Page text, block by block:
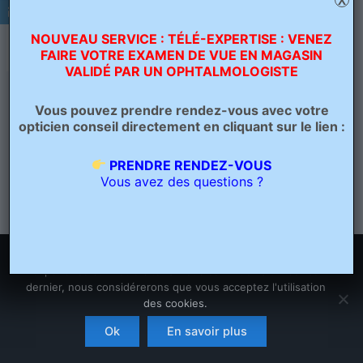
Copyright © 2026 Opticien Bailleul - Optique Grand Place | Crée
par
Ascension Digitale
NOUVEAU SERVICE : TÉLÉ-EXPERTISE : VENEZ
FAIRE VOTRE EXAMEN DE VUE EN MAGASIN
VALIDÉ PAR UN OPHTALMOLOGISTE
Vous pouvez prendre rendez-vous avec votre
opticien conseil directement en cliquant sur le lien :
PRENDRE RENDEZ-VOUS
Vous avez des questions ?
dernier, nous considérerons que vous acceptez l'utilisation
des cookies.
Ok En savoir plus